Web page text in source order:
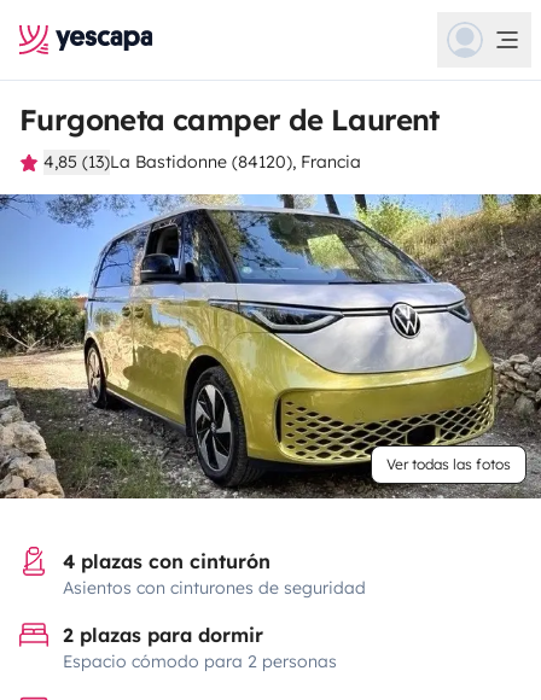
Furgoneta camper de Laurent
4,85 (13)La Bastidonne (84120), Francia
Ver todas las fotos
4 plazas con cinturón
Asientos con cinturones de seguridad
2 plazas para dormir
Espacio cómodo para 2 personas